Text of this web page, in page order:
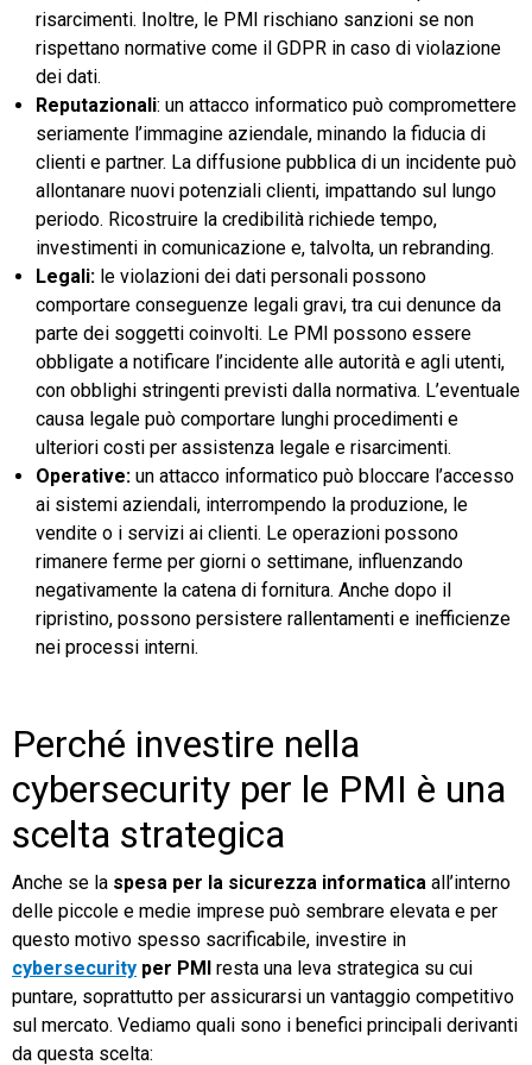
risarcimenti. Inoltre, le PMI rischiano sanzioni se non
rispettano normative come il GDPR in caso di violazione
dei dati.
Reputazionali: un attacco informatico può compromettere
seriamente l’immagine aziendale, minando la fiducia di
clienti e partner. La diffusione pubblica di un incidente può
allontanare nuovi potenziali clienti, impattando sul lungo
periodo. Ricostruire la credibilità richiede tempo,
investimenti in comunicazione e, talvolta, un rebranding.
Legali: le violazioni dei dati personali possono
comportare conseguenze legali gravi, tra cui denunce da
parte dei soggetti coinvolti. Le PMI possono essere
obbligate a notificare l’incidente alle autorità e agli utenti,
con obblighi stringenti previsti dalla normativa. L’eventuale
causa legale può comportare lunghi procedimenti e
ulteriori costi per assistenza legale e risarcimenti.
Operative: un attacco informatico può bloccare l’accesso
ai sistemi aziendali, interrompendo la produzione, le
vendite o i servizi ai clienti. Le operazioni possono
rimanere ferme per giorni o settimane, influenzando
negativamente la catena di fornitura. Anche dopo il
ripristino, possono persistere rallentamenti e inefficienze
nei processi interni.
Perché investire nella
cybersecurity per le PMI è una
scelta strategica
Anche se la spesa per la sicurezza informatica all’interno
delle piccole e medie imprese può sembrare elevata e per
questo motivo spesso sacrificabile, investire in
cybersecurity per PMI resta una leva strategica su cui
puntare, soprattutto per assicurarsi un vantaggio competitivo
sul mercato. Vediamo quali sono i benefici principali derivanti
da questa scelta: